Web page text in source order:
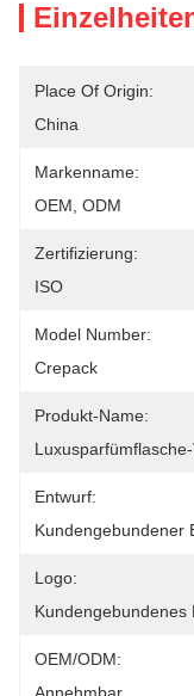
Place Of Origin:
China
Markenname:
OEM, ODM
Zertifizierung:
ISO
Model Number:
Crepack
Produkt-Name:
Entwurf:
Kundengebundener
Logo:
Kundengebundenes
OEM/ODM: